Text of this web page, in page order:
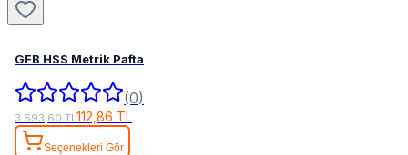
GFB HSS Metrik Pafta
(0)
3.693,60 TL112,86 TL
Seçenekleri Gör